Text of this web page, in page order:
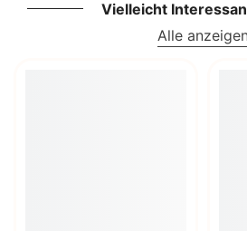
Vielleicht
Alle